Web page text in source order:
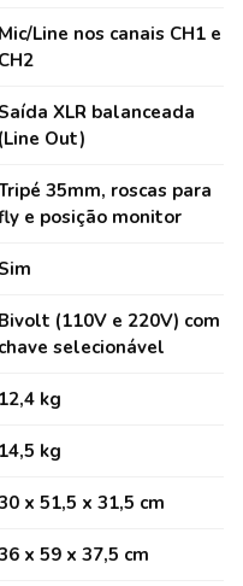
Mic/Line nos canais CH1 e
CH2
XLR balanceada
(Line Out)
35mm, roscas para
e posição monitor
Bivolt (110V e 220V) com
chave selecionável
12,4 kg
14,5 kg
x 51,5 x 31,5 cm
x 59 x 37,5 cm